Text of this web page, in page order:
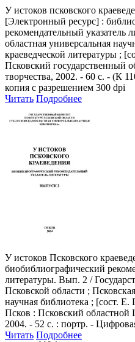
У истоков псковского
[Электронный ресурс] :
рекомендательный указатель
областная универсальная
краеведческой литературы ;
Псковский государственный
творчества, 2002. - 60 с. - (К
копия с разрешением 300 dpi
Читать Подробнее
У истоков Псковского
биобиблиографический
литературы. Вып. 2 /
Псковской области ;
научная библиотека ; [сост.
Псков : Псковский областной
2004. - 52 с. : портр. -
Читать Подробнее